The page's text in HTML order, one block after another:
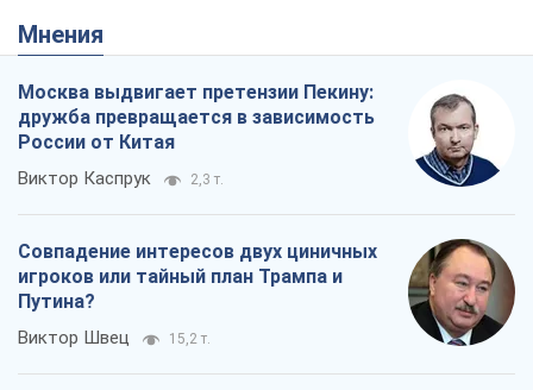
Мнения
Москва выдвигает претензии Пекину:
дружба превращается в зависимость
России от Китая
Виктор Каспрук 2,3 т.
Совпадение интересов двух циничных
игроков или тайный план Трампа и
Путина?
Виктор Швец 15,2 т.